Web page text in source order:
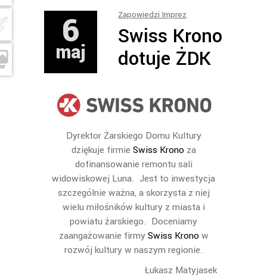
6
maj
Zapowiedzi Imprez
Swiss Krono
dotuje ŻDK
Dyrektor Żarskiego Domu Kultury
dziękuje firmie Swiss Kronoza
dofinansowanie remontu sali
widowiskowej Luna. Jest to inwestycja
szczególnie ważna, a skorzysta z niej
wielu miłośników kultury z miasta i
powiatu żarskiego. Doceniamy
zaangażowanie firmySwiss Kronow
rozwój kultury w naszym regionie.
Łukasz Matyjasek